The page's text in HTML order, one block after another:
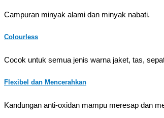
Campuran minyak alami dan minyak nabati.
Colourless
Cocok untuk semua jenis warna jaket, tas,
Flexibel dan Mencerahkan
Kandungan anti-oxidan mampu meresap dan